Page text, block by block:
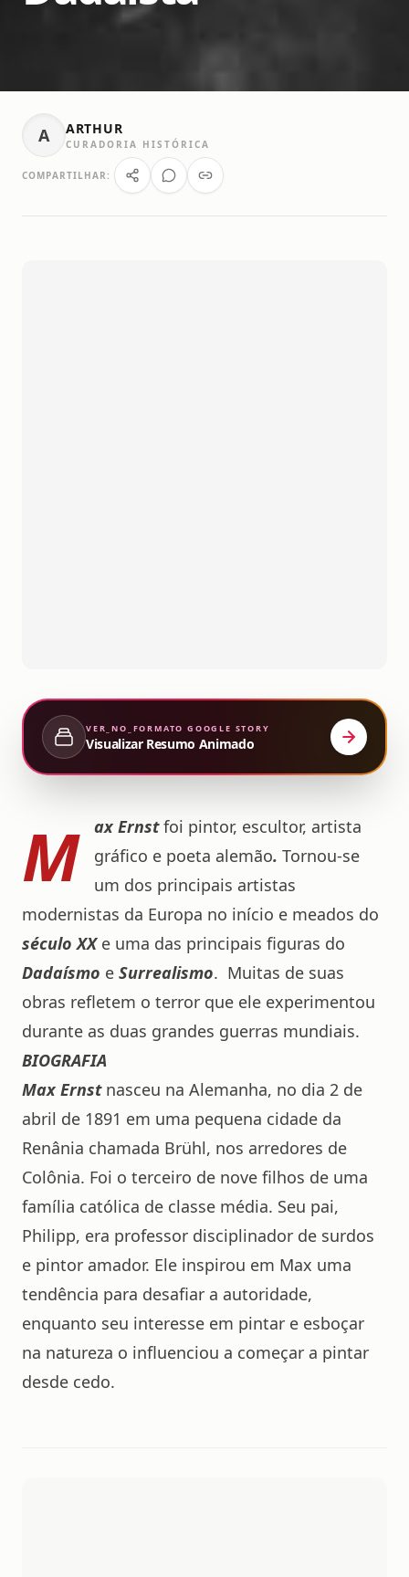
A ARTHUR
CURADORIA HISTÓRICA
COMPARTILHAR:
VER_NO_FORMATO GOOGLE STORY
Visualizar Resumo Animado
M ax Ernstfoi pintor, escultor, artista
gráfico e poeta alemão. Tornou-se
um dos principais artistas
modernistas da Europa no início e meados do
século XXe uma das principais figuras do
Dadaísmo e Surrealismo. Muitas de suas
obras refletem o terror que ele experimentou
durante as duas grandes guerras mundiais.
BIOGRAFIA
Max Ernstnasceu na Alemanha, no dia 2 de
abril de 1891 em uma pequena cidade da
Renânia chamada Brühl, nos arredores de
Colônia. Foi o terceiro de nove filhos de uma
família católica de classe média. Seu pai,
Philipp, era professor disciplinador de surdos
e pintor amador. Ele inspirou em Max uma
tendência para desafiar a autoridade,
enquanto seu interesse em pintar e esboçar
na natureza o influenciou a começar a pintar
desde cedo.